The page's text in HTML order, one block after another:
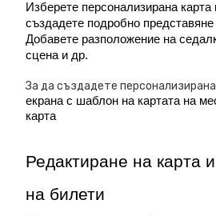
Изберете персонализирана карта
създадете подробно
Добавете разположение на
сцена и др.
За да създадете
екрана с шаблон на картата на
карта
Редактиране на карта
на билети